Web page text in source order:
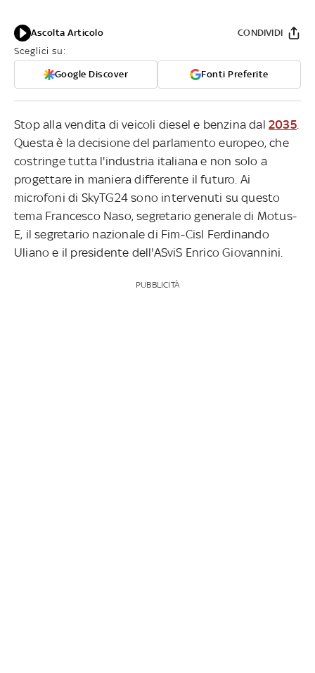
Ascolta Articolo
Sceglici su:
Google Discover Fonti Preferite
CONDIVIDI
Stop alla vendita di veicoli diesel e benzina dal 2035.
Questa è la decisione del parlamento europeo, che
costringe tutta l'industria italiana e non solo a
progettare in maniera differente il futuro. Ai
microfoni di SkyTG24 sono intervenuti su questo
tema Francesco Naso, segretario generale di Motus-
E, il segretario nazionale di Fim-Cisl Ferdinando
Uliano e il presidente dell'ASviS Enrico Giovannini.
PUBBLICITÀ